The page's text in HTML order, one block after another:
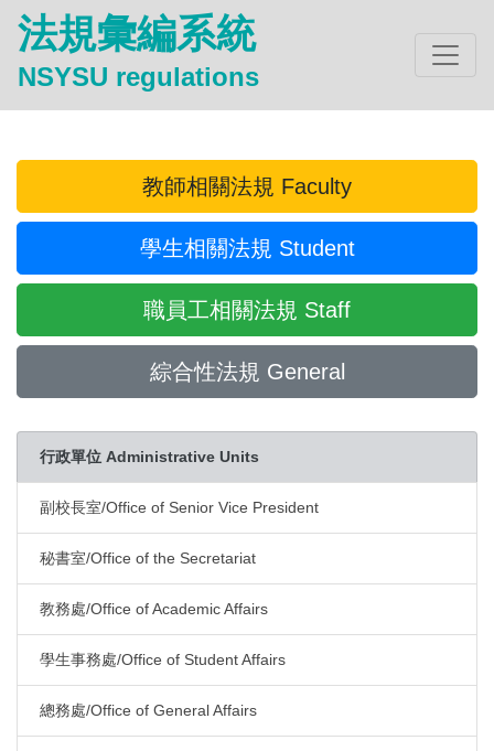
法規彙編系統
NSYSU regulations
教師相關法規 Faculty
學生相關法規 Student
職員工相關法規 Staff
綜合性法規 General
行政單位 Administrative Units
副校長室/Office of Senior Vice President
秘書室/Office of the Secretariat
教務處/Office of Academic Affairs
學生事務處/Office of Student Affairs
總務處/Office of General Affairs